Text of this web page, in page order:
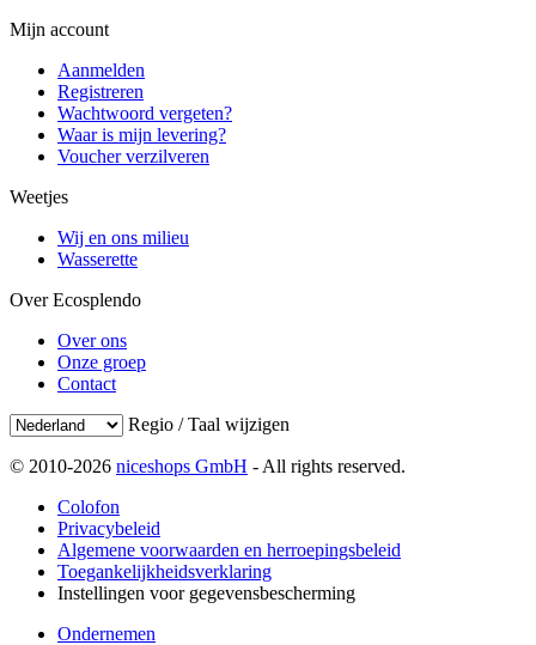
Mijn account
Aanmelden
Registreren
Wachtwoord vergeten?
Waar is mijn levering?
Voucher verzilveren
Weetjes
Wij en ons milieu
Wasserette
Over Ecosplendo
Over ons
Onze groep
Contact
Regio / Taal wijzigen
© 2010-2026 niceshops GmbH - All rights reserved.
Colofon
Privacybeleid
Algemene voorwaarden en herroepingsbeleid
Toegankelijkheidsverklaring
Instellingen voor gegevensbescherming
Ondernemen